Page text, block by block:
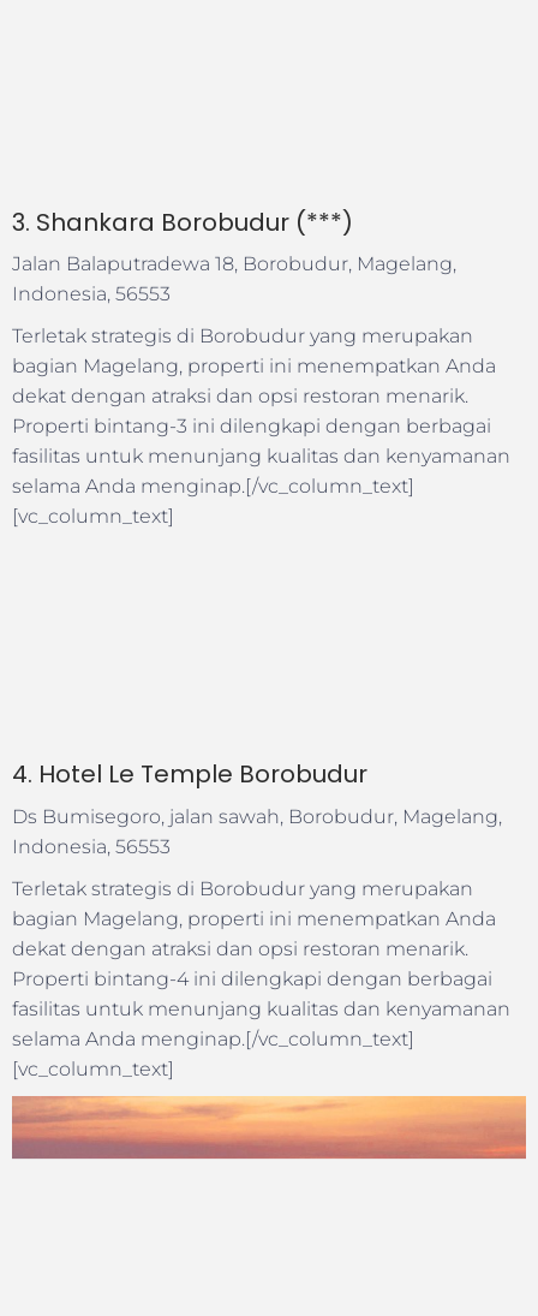
3. Shankara Borobudur (***)
Jalan Balaputradewa 18, Borobudur, Magelang,
Indonesia, 56553
Terletak strategis di Borobudur yang merupakan
bagian Magelang, properti ini menempatkan Anda
dekat dengan atraksi dan opsi restoran menarik.
Properti bintang-3 ini dilengkapi dengan berbagai
fasilitas untuk menunjang kualitas dan kenyamanan
selama Anda menginap.[/vc_column_text]
[vc_column_text]
4. Hotel Le Temple Borobudur
Ds Bumisegoro, jalan sawah, Borobudur, Magelang,
Indonesia, 56553
Terletak strategis di Borobudur yang merupakan
bagian Magelang, properti ini menempatkan Anda
dekat dengan atraksi dan opsi restoran menarik.
Properti bintang-4 ini dilengkapi dengan berbagai
fasilitas untuk menunjang kualitas dan kenyamanan
selama Anda menginap.[/vc_column_text]
[vc_column_text]